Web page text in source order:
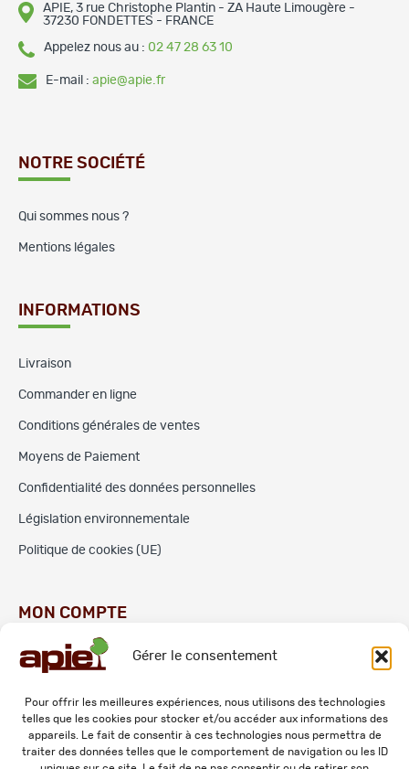
Gérer le consentement
Pour offrir les meilleures expériences, nous utilisons des technologies
telles que les cookies pour stocker et/ou accéder aux informations des
appareils. Le fait de consentir à ces technologies nous permettra de
traiter des données telles que le comportement de navigation ou les ID
APIE, 3 rue Christophe Plantin - ZA Haute Limougère -
37230 FONDETTES - FRANCE
Appelez nous au : 02 47 28 63 10
E-mail : apie@apie.fr
NOTRE SOCIÉTÉ
Qui sommes nous ?
Mentions légales
INFORMATIONS
Livraison
Commander en ligne
Conditions générales de ventes
Moyens de Paiement
Confidentialité des données personnelles
Législation environnementale
Politique de cookies (UE)
MON COMPTE
Commandes
Adresses
Mes informations personnelles